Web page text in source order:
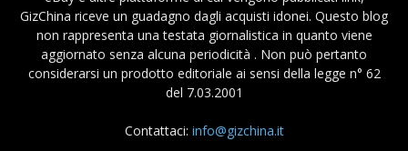
GizChina riceve un guadagno dagli acquisti idonei. Questo blog
non rappresenta una testata giornalistica in quanto viene
aggiornato senza alcuna periodicità . Non può pertanto
considerarsi un prodotto editoriale ai sensi della legge n° 62
del 7.03.2001
Contattaci: info@gizchina.it